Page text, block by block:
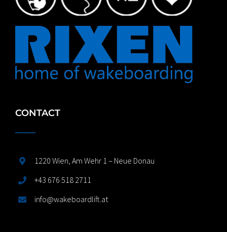
CONTACT
1220 Wien, Am Wehr 1 – Neue Donau
+43 676 518 2711
info@wakeboardlift.at